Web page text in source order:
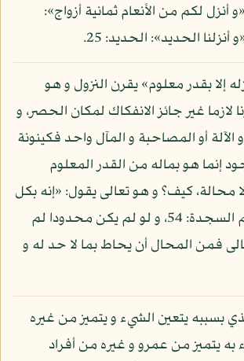
أنزل لكم من الأنعام ثمانية أزواج»:
إلا بقدر معلوم» يقرن النزول و هو
لازما غير جائز الانفكاك لمكان الحصر، و
الآلة أو المصاحبة و المآل واحد فكينونة
إنما هو بماله من القدر المعلوم
كيف؟ و هو تعالى يقول: «إنه بكل
شيء محيط»: حم السجدة: 54، و لو لم يكن محدودا لم
فمن المحال أن يحاط بما لا حد له و
بسببه يتعين الشيء و يتميز من غيره
يتميز من عمرو و غيره من أفراد